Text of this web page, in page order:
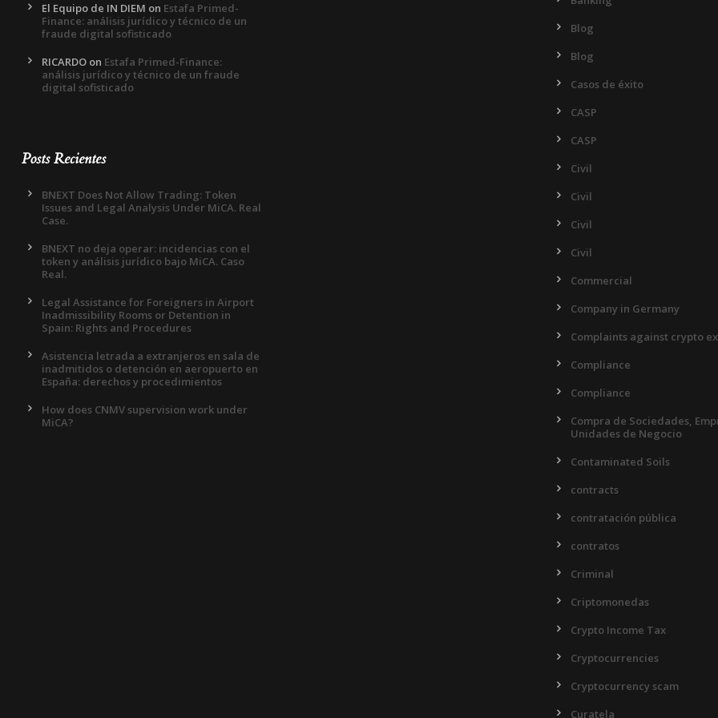
El Equipo de IN DIEM on Estafa Primed-
Finance: análisis jurídico y técnico de un
fraude digital sofisticado
RICARDO on Estafa Primed-Finance:
análisis jurídico y técnico de un fraude
digital sofisticado
Posts Recientes
BNEXT Does Not Allow Trading: Token
Issues and Legal Analysis Under MiCA. Real
Case.
BNEXT no deja operar: incidencias con el
token y análisis jurídico bajo MiCA. Caso
Real.
Legal Assistance for Foreigners in Airport
Inadmissibility Rooms or Detention in
Spain: Rights and Procedures
Asistencia letrada a extranjeros en sala de
inadmitidos o detención en aeropuerto en
España: derechos y procedimientos
How does CNMV supervision work under
MiCA?
Blog
Blog
Casos de éxito
CASP
CASP
Civil
Civil
Civil
Civil
Commercial
Company in Germany
Complaints against crypto
Compliance
Compliance
Compra de Sociedades,
Unidades de Negocio
Contaminated Soils
contracts
contratación pública
contratos
Criminal
Criptomonedas
Crypto Income Tax
Cryptocurrencies
Cryptocurrency scam
Curatela